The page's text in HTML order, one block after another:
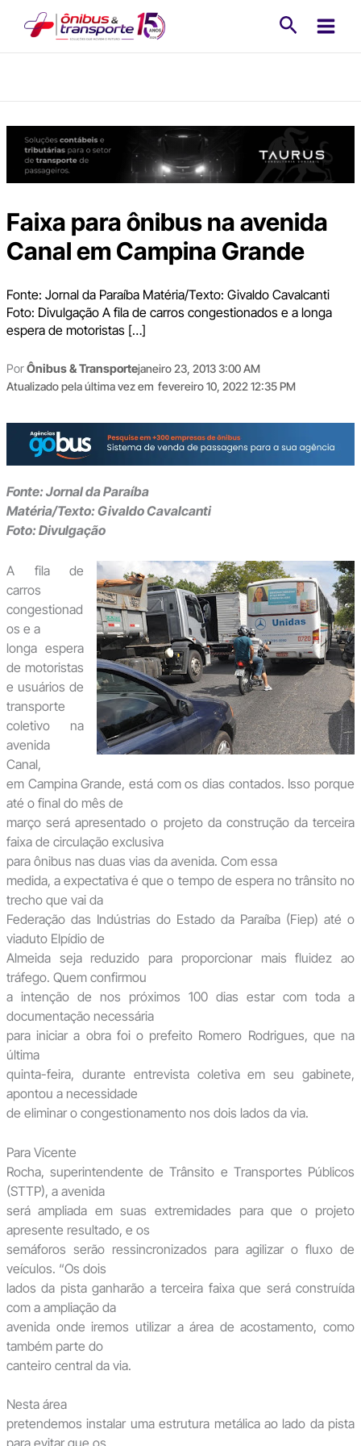
Faixa para ônibus na avenida
Canal em Campina Grande
Fonte: Jornal da Paraíba Matéria/Texto: Givaldo Cavalcanti
Foto: Divulgação A fila de carros congestionados e a longa
espera de motoristas […]
PorÔnibus & Transportejaneiro 23, 2013 3:00 AM
Atualizado pela última vez em fevereiro 10, 2022 12:35 PM
Fonte: Jornal da Paraíba
Matéria/Texto: Givaldo Cavalcanti
Foto: Divulgação
A fila de
carros
congestionad
os e a
longa espera
de motoristas
e usuários de
transporte
coletivo na
avenida
Canal,
em Campina Grande, está com os dias contados. Isso porque
até o final do mês de
março será apresentado o projeto da construção da terceira
faixa de circulação exclusiva
para ônibus nas duas vias da avenida. Com essa
medida, a expectativa é que o tempo de espera no trânsito no
trecho que vai da
Federação das Indústrias do Estado da Paraíba (Fiep) até o
viaduto Elpídio de
Almeida seja reduzido para proporcionar mais fluidez ao
tráfego. Quem confirmou
a intenção de nos próximos 100 dias estar com toda a
documentação necessária
para iniciar a obra foi o prefeito Romero Rodrigues, que na
última
quinta-feira, durante entrevista coletiva em seu gabinete,
apontou a necessidade
de eliminar o congestionamento nos dois lados da via.
Para Vicente
Rocha, superintendente de Trânsito e Transportes Públicos
(STTP), a avenida
será ampliada em suas extremidades para que o projeto
apresente resultado, e os
semáforos serão ressincronizados para agilizar o fluxo de
veículos. “Os dois
lados da pista ganharão a terceira faixa que será construída
com a ampliação da
avenida onde iremos utilizar a área de acostamento, como
também parte do
canteiro central da via.
Nesta área
pretendemos instalar uma estrutura metálica ao lado da pista